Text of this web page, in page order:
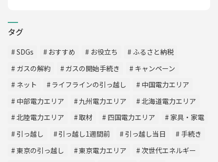
タグ
SDGs おすすめ お役立ち
ふるさと納税
ガスの解約
ガスの開始手続き
キャンペーン
ネット
ライフラインの引っ越し
中国電力エリア
中部電力エリア
九州電力エリア
北海道電力エリア
北陸電力エリア
取材 四国電力エリア
家具・家電
引っ越し
引っ越し1週間前 引っ越し当日
手続き
東京の引っ越し
東京電力エリア
次世代エネルギー